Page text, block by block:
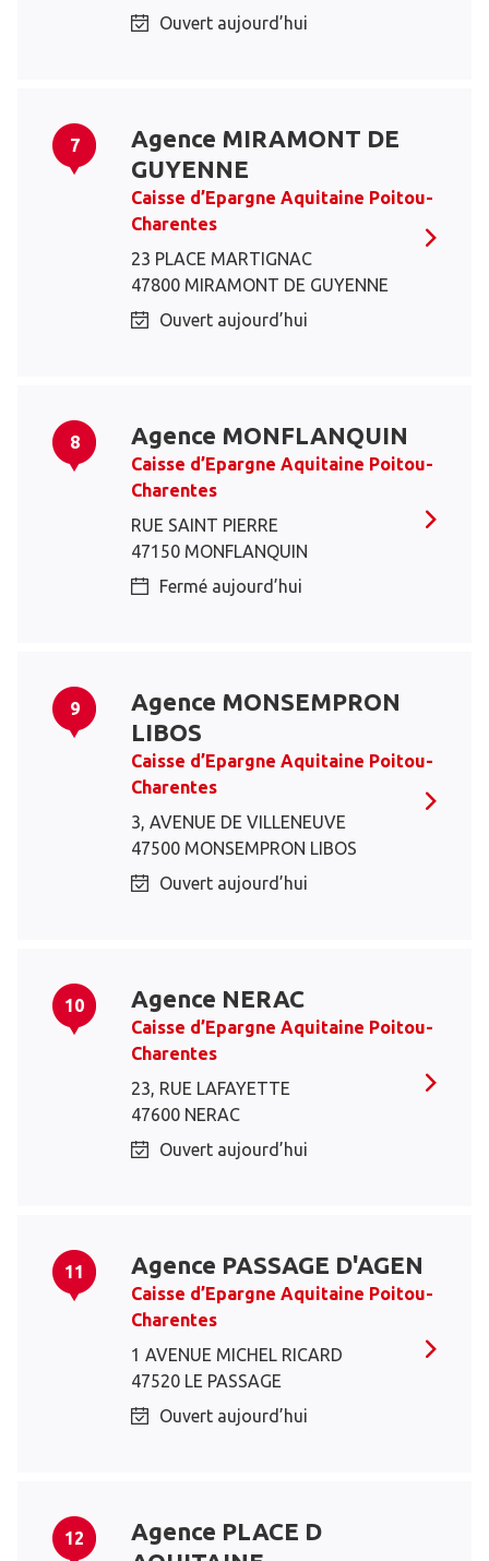
Ouvert aujourd’hui
7
Agence MIRAMONT DE
GUYENNE
Caisse d’Epargne Aquitaine Poitou-
Charentes
23 PLACE MARTIGNAC
47800 MIRAMONT DE GUYENNE
Ouvert aujourd’hui
8 Agence MONFLANQUIN
Caisse d’Epargne Aquitaine Poitou-
Charentes
RUE SAINT PIERRE
47150 MONFLANQUIN
Fermé aujourd’hui
9
Agence MONSEMPRON
LIBOS
Caisse d’Epargne Aquitaine Poitou-
Charentes
3, AVENUE DE VILLENEUVE
47500 MONSEMPRON LIBOS
Ouvert aujourd’hui
10 Agence NERAC
Caisse d’Epargne Aquitaine Poitou-
Charentes
23, RUE LAFAYETTE
47600 NERAC
Ouvert aujourd’hui
11 Agence PASSAGE D'AGEN
Caisse d’Epargne Aquitaine Poitou-
Charentes
1 AVENUE MICHEL RICARD
47520 LE PASSAGE
Ouvert aujourd’hui
12
Agence PLACE D